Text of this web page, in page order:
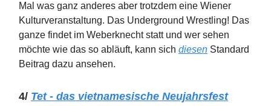
Mal was ganz anderes aber trotzdem eine Wiener
Kulturveranstaltung. Das Underground Wrestling! Das
ganze findet im Weberknecht statt und wer sehen
möchte wie das so abläuft, kann sich diesen Standard
Beitrag dazu ansehen.
4/ Tet - das vietnamesische Neujahrsfest